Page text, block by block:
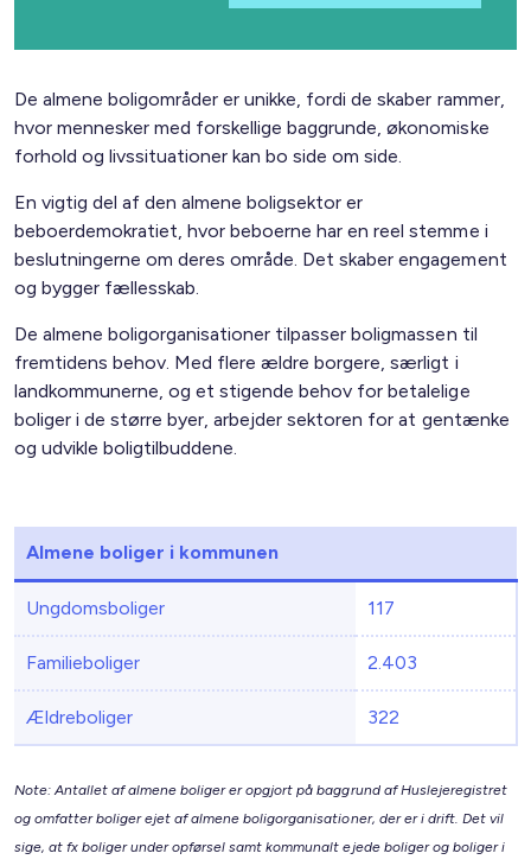
De almene boligområder er unikke, fordi de skaber rammer,
hvor mennesker med forskellige baggrunde, økonomiske
forhold og livssituationer kan bo side om side.
En vigtig del af den almene boligsektor er
beboerdemokratiet, hvor beboerne har en reel stemme i
beslutningerne om deres område. Det skaber engagement
og bygger fællesskab.
De almene boligorganisationer tilpasser boligmassen til
fremtidens behov. Med flere ældre borgere, særligt i
landkommunerne, og et stigende behov for betalelige
boliger i de større byer, arbejder sektoren for at gentænke
og udvikle boligtilbuddene.
Almene boliger i kommunen
Ungdomsboliger 117
Familieboliger 2.403
Ældreboliger 322
Note: Antallet af almene boliger er opgjort på baggrund af Huslejeregistret
og omfatter boliger ejet af almene boligorganisationer, der er i drift. Det vil
sige, at fx boliger under opførsel samt kommunalt ejede boliger og boliger i